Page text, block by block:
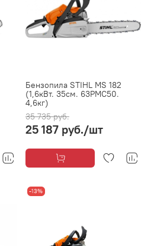
Бензопила STIHL MS 182
(1,6кВт. 35см. 63PMC50.
4,6кг)
35 735 руб.
25 187 руб./шт
-13%